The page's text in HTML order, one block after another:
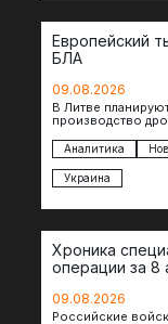
Европейский
БЛА
09.08.2026
В Литве
производство
президенты
Зеленский
Аналитика
Украина
Хроника
операции за 8
09.08.2026
Российские